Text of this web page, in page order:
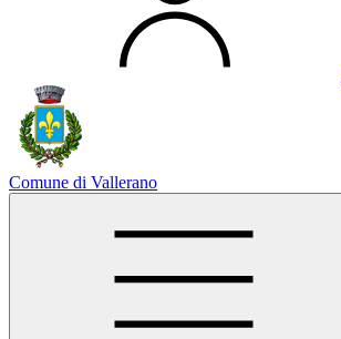
Comune di Vallerano